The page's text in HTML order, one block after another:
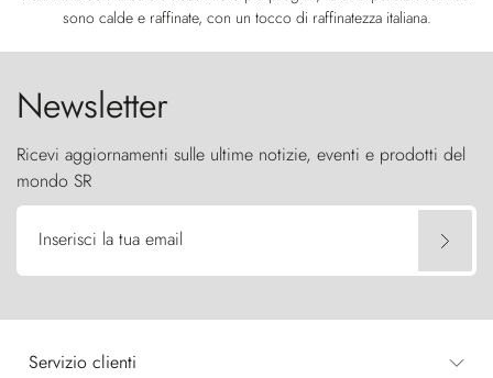
sono calde e raffinate, con un tocco di raffinatezza italiana.
Newsletter
Ricevi aggiornamenti sulle ultime notizie, eventi e prodotti del
mondo SR
Inserisci la tua email
Servizio clienti